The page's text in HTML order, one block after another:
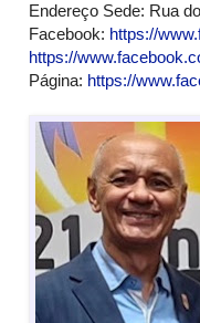
Endereço Sede: Rua
Facebook: https://
https://
Página: https://